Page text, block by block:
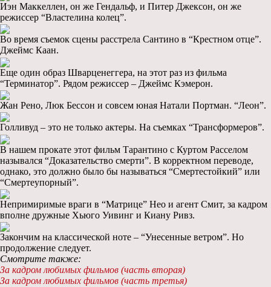
Иэн Маккеллен, он же Гендальф, и Питер Джексон, он же
режиссер “Властелина колец”.
Во время съемок сцены расстрела Сантино в “Крестном отце”.
Джеймс Каан.
Еще один образ Шварценеггера, на этот раз из фильма
“Терминатор”. Рядом режиссер – Джеймс Кэмерон.
Жан Рено, Люк Бессон и совсем юная Натали Портман. “Леон”.
Голливуд – это не только актеры. На съемках “Трансформеров”.
В нашем прокате этот фильм Тарантино с Куртом Расселом
назывался “Доказательство смерти”. В корректном переводе,
однако, это должно было бы называться “Смертестойкий” или
“Смертеупорный”.
Непримиримые враги в “Матрице” Нео и агент Смит, за кадром
вполне дружные Хьюго Уивинг и Киану Ривз.
Закончим на классической ноте – “Унесенные ветром”. Но
продолжение следует.
Смотрите также:
За кадром любимых фильмов (часть вторая)
За кадром любимых фильмов (часть третья)